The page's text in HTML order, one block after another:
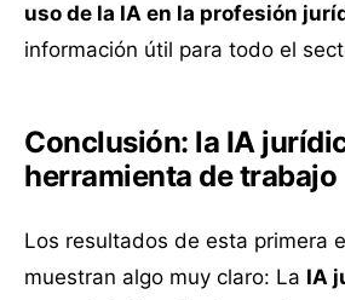
uso de la IA en la profesión
información útil para todo el
Conclusión: la IA
herramienta de trabajo
Los resultados de esta primera
muestran algo muy claro: La IA